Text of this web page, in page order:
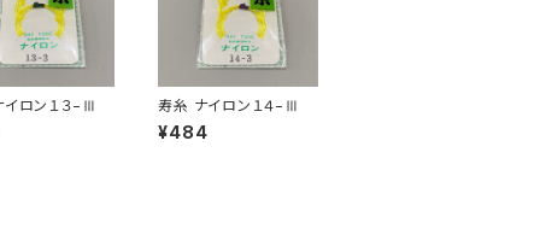
ロン１３−Ⅲ 寿糸 ナイロン１４−Ⅲ
¥484